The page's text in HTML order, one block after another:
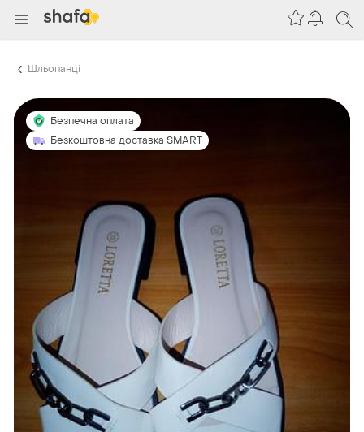
Шльопанці
Безпечна оплата
Безкоштовна доставка SMART